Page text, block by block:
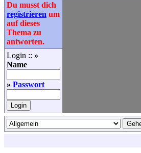
Du musst dich
registrieren um
auf dieses
Thema zu
antworten.
Login :: »
Name
» Passwort